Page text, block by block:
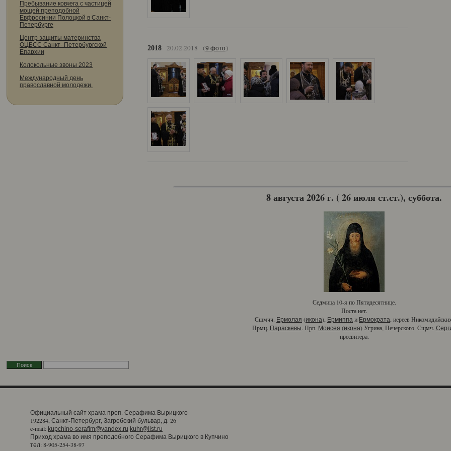
Пребывание ковчега с частицей
мощей преподобной
Евфросинии Полоцкой в Санкт-
Петербурге
Центр защиты материнства
ОЦБСС Санкт- Петербургской
Епархии
Колокольные звоны 2023
Международный день
православной молодежи.
2018 20.02.2018 (9 фото )
8 августа 2026 г. ( 26 июля ст.ст.), суббота.
Седмица 10-я по Пятидесятнице.
Поста нет.
Сщмчч. Ермолая (икона), Ермиппа и Ермократа , иереев
Прмц. Параскевы. Прп. Моисея (икона) Угрина, Печерского. Сщмч.
пресвитера.
Официальный сайт храма преп. Серафима Вырицкого
192284, Санкт-Петербург, Загребский бульвар, д. 26
e-mail: kupchino-serafim@yandex.ru kuhr@list.ru
Приход храма во имя преподобного Серафима Вырицкого в Купчино
тел: 8-905-254-38-97